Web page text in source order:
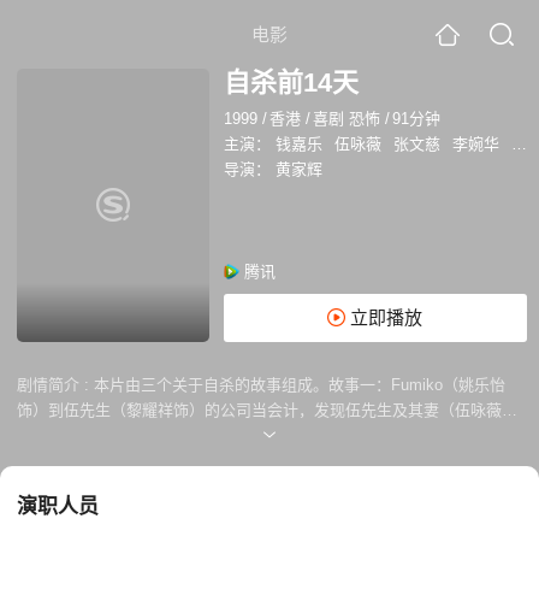
电影
自杀前14天
1999 / 香港 /喜剧 恐怖 /91分钟
主演：
钱嘉乐 伍咏薇 张文慈 李婉华
姚
导演：
黄家辉
腾讯
立即播放
剧情简介 : 本片由三个关于自杀的故事组成。故事一：Fumiko（姚乐怡
饰）到伍先生（黎耀祥饰）的公司当会计，发现伍先生及其妻（伍咏薇
饰）行为怪异，其后才知两人已于两周前自杀死去。故事二：Gigi（张文
演职人员